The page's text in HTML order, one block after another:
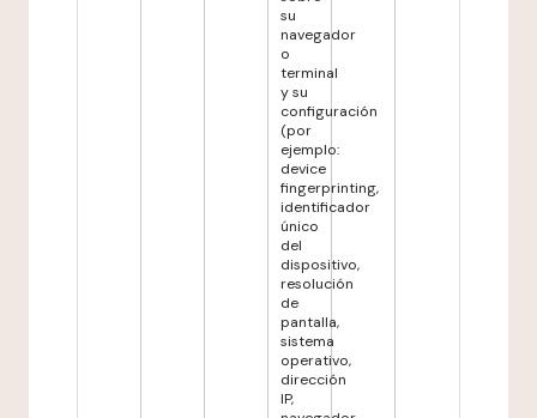
su
navegador
o
terminal
y su
configuración
(por
ejemplo:
device
fingerprinting,
identificador
único
del
dispositivo,
resolución
de
pantalla,
sistema
operativo,
dirección
IP,